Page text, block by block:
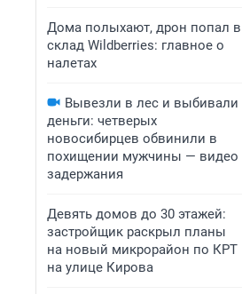
Дома полыхают, дрон попал в
склад Wildberries: главное о
налетах
Вывезли в лес и выбивали
деньги: четверых
новосибирцев обвинили в
похищении мужчины — видео
задержания
Девять домов до 30 этажей:
застройщик раскрыл планы
на новый микрорайон по КРТ
на улице Кирова